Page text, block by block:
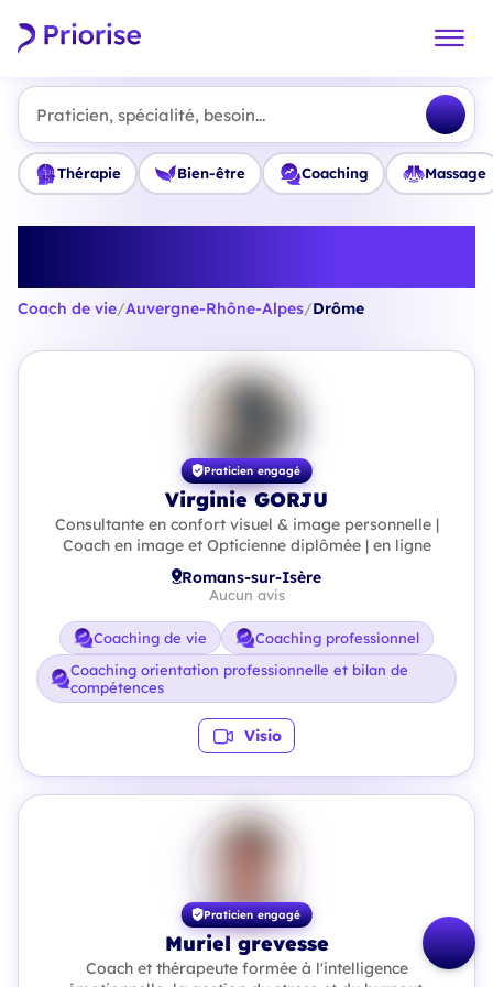
Praticien, spécialité, besoin...
Thérapie Bien-être Coaching Massage
Coach de vie/Auvergne-Rhône-Alpes/Drôme
Praticien engagé
Virginie GORJU
Consultante en confort visuel & image personnelle |
Coach en image et Opticienne diplômée | en ligne
Romans-sur-Isère
Aucun avis
Coaching de vie
Coaching professionnel
Coaching orientation professionnelle et bilan de
compétences
Visio
Praticien engagé
Muriel grevesse
Coach et thérapeute formée à l'intelligence